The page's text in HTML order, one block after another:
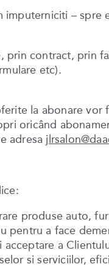
– spre
prin contract, prin
etc).
la abonare vor
oricând
adresa
produse auto,
pentru a face
acceptare a
si serviciilor,